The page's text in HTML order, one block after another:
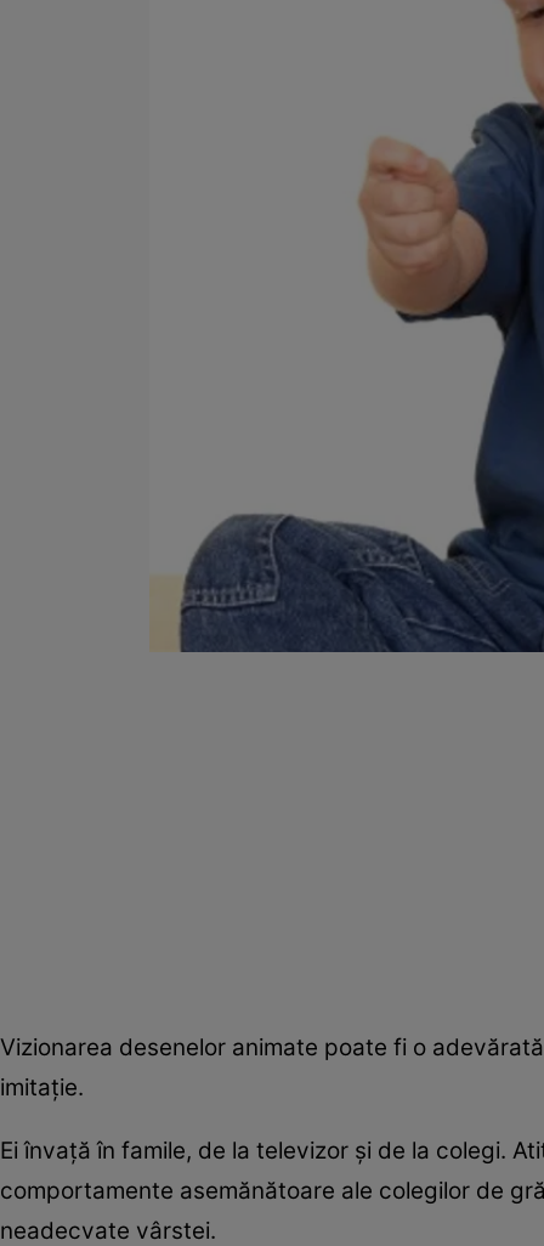
Vizionarea desenelor animate poate fi o
imitaţie.
Ei învaţă în famile, de la televizor şi de la colegi.
comportamente asemănătoare ale colegilor de
neadecvate vârstei.